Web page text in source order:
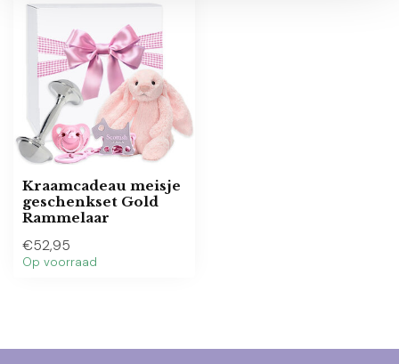
Kraamcadeau meisje
geschenkset Gold
Rammelaar
€52,95
Op voorraad